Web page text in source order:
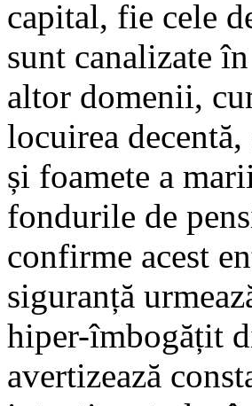
capital, fie cele
sunt canalizate
altor domenii,
locuirea
și foamete a
fondurile de
confirme acest
siguranță
hiper-îmbogățit
avertizează